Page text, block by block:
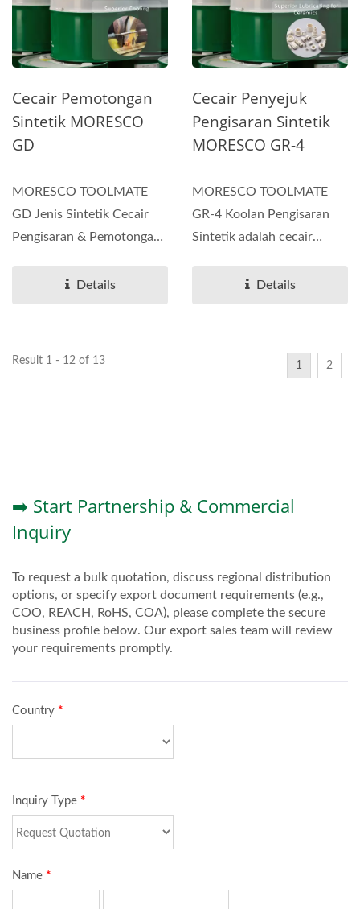
Cecair Pemotongan
Sintetik MORESCO
GD
MORESCO TOOLMATE
GD Jenis Sintetik Cecair
Pengisaran & Pemotongan
Details
Cecair Penyejuk
Pengisaran Sintetik
MORESCO GR-4
MORESCO TOOLMATE
GR-4 Koolan Pengisaran
Sintetik adalah cecair
premium,...
Details
Result 1 - 12 of 13 1 2